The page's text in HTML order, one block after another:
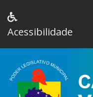
Acessibilidade